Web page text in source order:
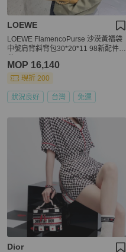
LOEWE
LOEWE FlamencoPurse 沙漠黃福袋
中號肩背斜背包30*20*11 98新配件塵
MOP 16,140
現折 200
狀況良好 台灣 免運
Dior